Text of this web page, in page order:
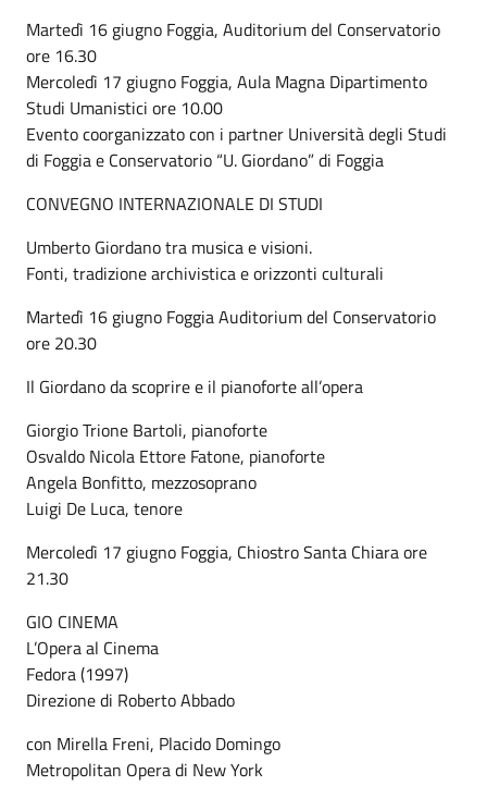
Martedì 16 giugno Foggia, Auditorium del Conservatorio
ore 16.30
Mercoledì 17 giugno Foggia, Aula Magna Dipartimento
Studi Umanistici ore 10.00
Evento coorganizzato con i partner Università degli Studi
di Foggia e Conservatorio “U. Giordano” di Foggia
CONVEGNO INTERNAZIONALE DI STUDI
Umberto Giordano tra musica e visioni.
Fonti, tradizione archivistica e orizzonti culturali
Martedì 16 giugno Foggia Auditorium del Conservatorio
ore 20.30
Il Giordano da scoprire e il pianoforte all’opera
Giorgio Trione Bartoli, pianoforte
Osvaldo Nicola Ettore Fatone, pianoforte
Angela Bonfitto, mezzosoprano
Luigi De Luca, tenore
Mercoledì 17 giugno Foggia, Chiostro Santa Chiara ore
21.30
GIO CINEMA
L’Opera al Cinema
Fedora (1997)
Direzione di Roberto Abbado
con Mirella Freni, Placido Domingo
Metropolitan Opera di New York